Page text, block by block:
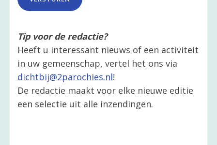
Tip voor de redactie?
Heeft u interessant nieuws of een activiteit
in uw gemeenschap, vertel het ons via
dichtbij@2parochies.nl!
De redactie maakt voor elke nieuwe editie
een selectie uit alle inzendingen.